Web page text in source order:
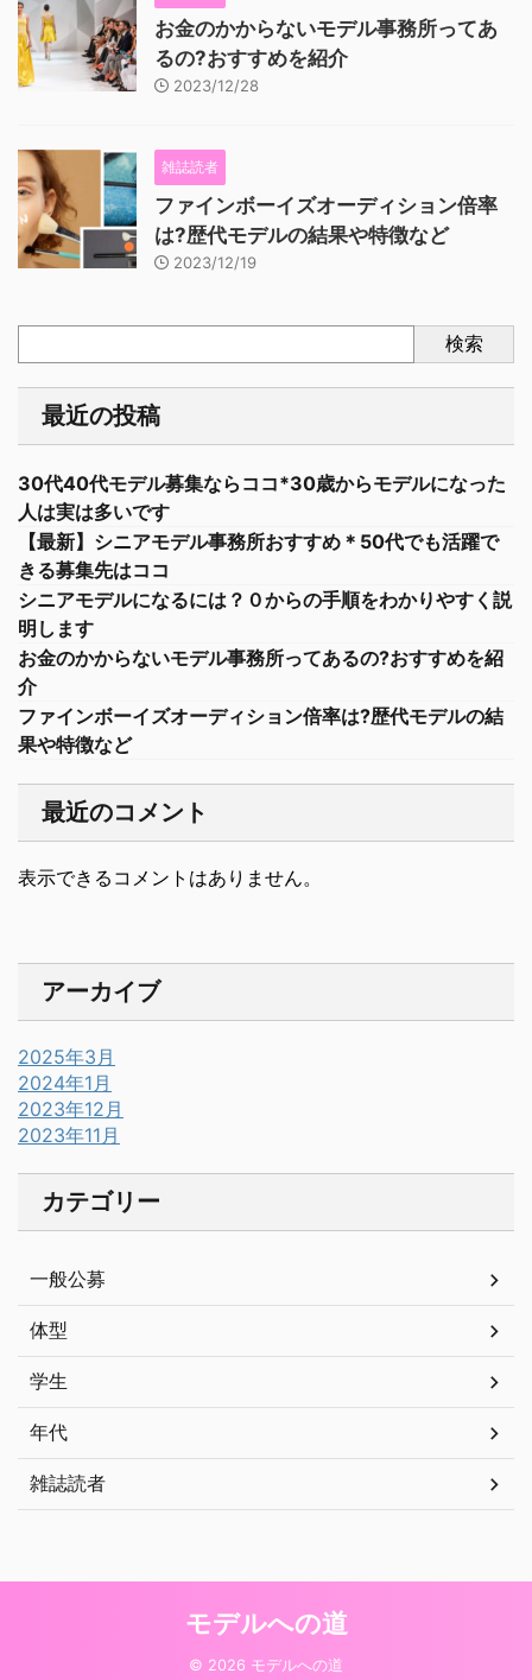
お金のかからないモデル事務所ってあ
るの?おすすめを紹介
2023/12/28
雑誌読者
ファインボーイズオーディション倍率
は?歴代モデルの結果や特徴など
2023/12/19
検索
最近の投稿
30代40代モデル募集ならココ*30歳からモデルになった
人は実は多いです
【最新】シニアモデル事務所おすすめ＊50代でも活躍で
きる募集先はココ
シニアモデルになるには？０からの手順をわかりやすく説
明します
お金のかからないモデル事務所ってあるの?おすすめを紹
介
ファインボーイズオーディション倍率は?歴代モデルの結
果や特徴など
最近のコメント
表示できるコメントはありません。
アーカイブ
2025年3月
2024年1月
2023年12月
2023年11月
カテゴリー
一般公募
体型
学生
年代
雑誌読者
モデルへの道
© 2026 モデルへの道